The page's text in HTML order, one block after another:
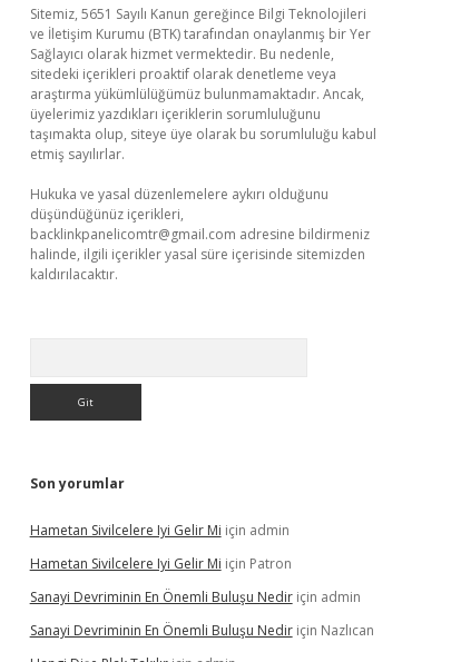
Sitemiz, 5651 Sayılı Kanun gereğince Bilgi Teknolojileri
ve İletişim Kurumu (BTK) tarafından onaylanmış bir Yer
Sağlayıcı olarak hizmet vermektedir. Bu nedenle,
sitedeki içerikleri proaktif olarak denetleme veya
araştırma yükümlülüğümüz bulunmamaktadır. Ancak,
üyelerimiz yazdıkları içeriklerin sorumluluğunu
taşımakta olup, siteye üye olarak bu sorumluluğu kabul
etmiş sayılırlar.
Hukuka ve yasal düzenlemelere aykırı olduğunu
düşündüğünüz içerikleri,
backlinkpanelicomtr@gmail.com adresine bildirmeniz
halinde, ilgili içerikler yasal süre içerisinde sitemizden
kaldırılacaktır.
Son yorumlar
Hametan Sivilcelere Iyi Gelir Mi için admin
Hametan Sivilcelere Iyi Gelir Mi için Patron
Sanayi Devriminin En Önemli Buluşu Nediriçin admin
Sanayi Devriminin En Önemli Buluşu Nediriçin Nazlıcan